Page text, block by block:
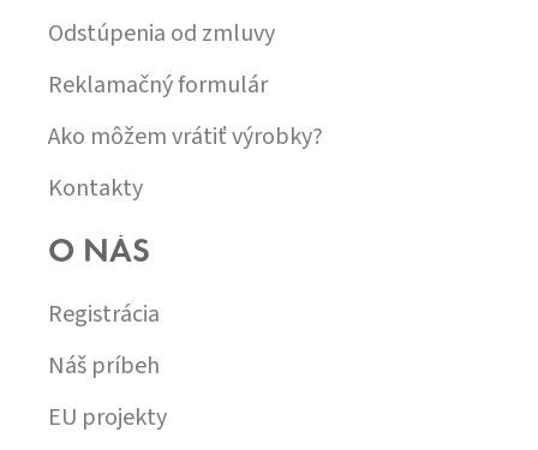
Odstúpenia od zmluvy
Reklamačný formulár
Ako môžem vrátiť výrobky?
Kontakty
O NÁS
Registrácia
Náš príbeh
EU projekty